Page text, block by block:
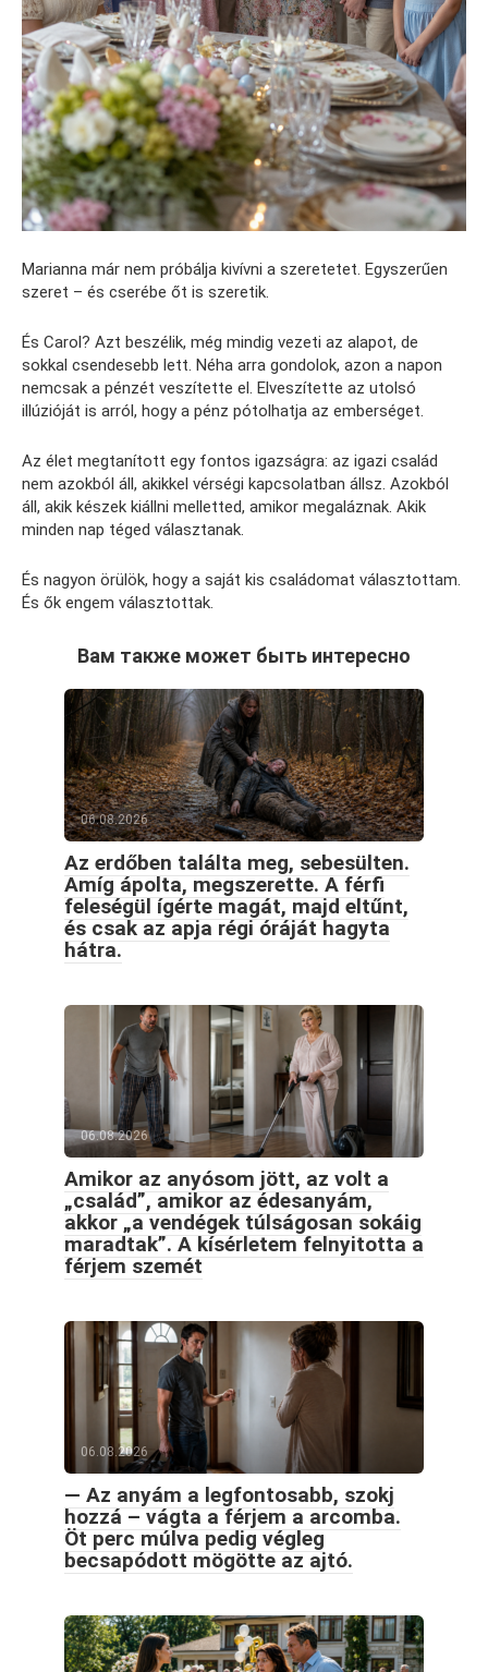
Marianna már nem próbálja kivívni a szeretetet. Egyszerűen
szeret – és cserébe őt is szeretik.
És Carol? Azt beszélik, még mindig vezeti az alapot, de
sokkal csendesebb lett. Néha arra gondolok, azon a napon
nemcsak a pénzét veszítette el. Elveszítette az utolsó
illúzióját is arról, hogy a pénz pótolhatja az emberséget.
Az élet megtanított egy fontos igazságra: az igazi család
nem azokból áll, akikkel vérségi kapcsolatban állsz. Azokból
áll, akik készek kiállni melletted, amikor megaláznak. Akik
minden nap téged választanak.
És nagyon örülök, hogy a saját kis családomat választottam.
És ők engem választottak.
Вам также может быть интересно
06.08.2026
Az erdőben találta meg, sebesülten.
Amíg ápolta, megszerette. A férfi
feleségül ígérte magát, majd eltűnt,
és csak az apja régi óráját hagyta
hátra.
06.08.2026
Amikor az anyósom jött, az volt a
„család”, amikor az édesanyám,
akkor „a vendégek túlságosan sokáig
maradtak”. A kísérletem felnyitotta a
férjem szemét
06.08.2026
— Az anyám a legfontosabb, szokj
hozzá – vágta a férjem a arcomba.
Öt perc múlva pedig végleg
becsapódott mögötte az ajtó.